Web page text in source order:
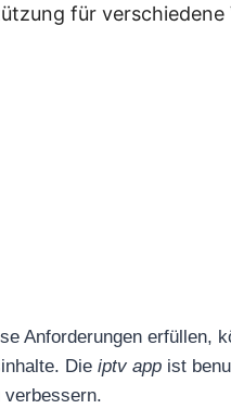
für
Anforderungen erfüllen,
Die iptv app ist
verbessern.